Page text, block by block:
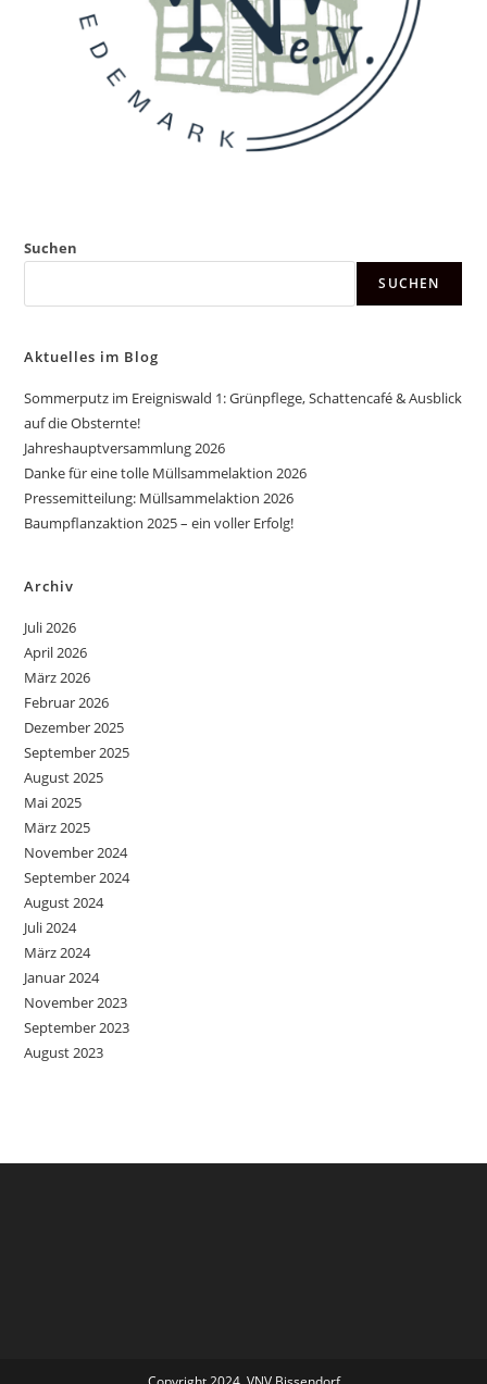
Suchen
SUCHEN
Aktuelles im Blog
Sommerputz im Ereigniswald 1: Grünpflege, Schattencafé & Ausblick
auf die Obsternte!
Jahreshauptversammlung 2026
Danke für eine tolle Müllsammelaktion 2026
Pressemitteilung: Müllsammelaktion 2026
Baumpflanzaktion 2025 – ein voller Erfolg!
Archiv
Juli 2026
April 2026
März 2026
Februar 2026
Dezember 2025
September 2025
August 2025
Mai 2025
März 2025
November 2024
September 2024
August 2024
Juli 2024
März 2024
Januar 2024
November 2023
September 2023
August 2023